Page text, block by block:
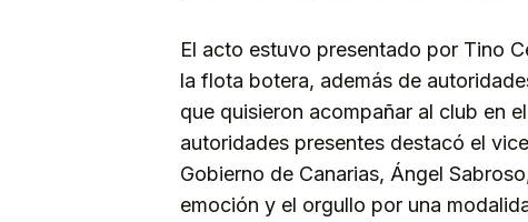
El acto estuvo presentado por Tino
la flota botera, además de
que quisieron acompañar al club en
autoridades presentes destacó el
Gobierno de Canarias, Ángel
emoción y el orgullo por una